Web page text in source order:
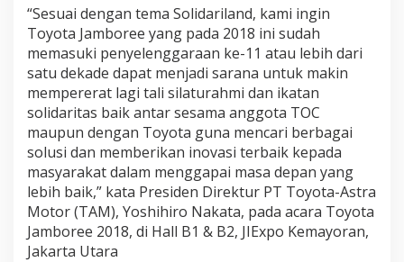
t
a
J
a
m
b
o
r
e
2
0
1
8
“Sesuai dengan tema Solidariland, kami ingin
Toyota Jamboree yang pada 2018 ini sudah
memasuki penyelenggaraan ke-11 atau lebih dari
satu dekade dapat menjadi sarana untuk makin
mempererat lagi tali silaturahmi dan ikatan
solidaritas baik antar sesama anggota TOC
maupun dengan Toyota guna mencari berbagai
solusi dan memberikan inovasi terbaik kepada
masyarakat dalam menggapai masa depan yang
lebih baik,” kata Presiden Direktur PT Toyota-Astra
Motor (TAM), Yoshihiro Nakata, pada acara Toyota
Jamboree 2018, di Hall B1 & B2, JIExpo Kemayoran,
Jakarta Utara